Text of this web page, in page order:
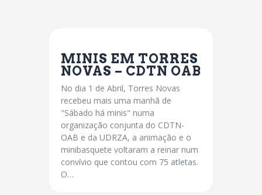
MINIS EM TORRES
NOVAS – CDTN OAB
No dia 1 de Abril, Torres Novas
recebeu mais uma manhã de
"Sábado há minis" numa
organização conjunta do CDTN-
OAB e da UDRZA, a animação e o
minibasquete voltaram a reinar num
convívio que contou com 75 atletas.
O…